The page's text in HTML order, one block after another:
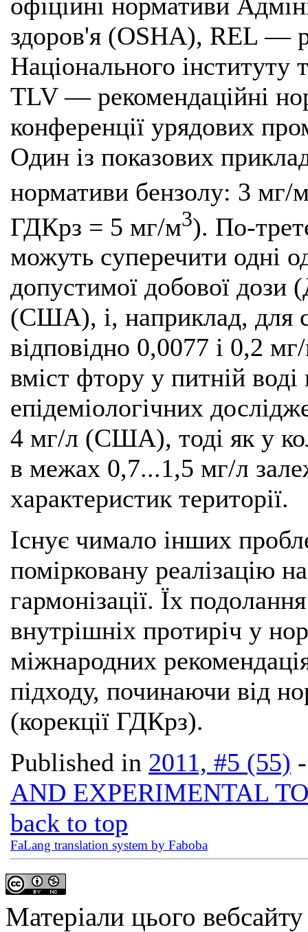
здоров'я (OSHA), REL —
Національного
TLV — рекомендаційні
конференції урядових
Один із показових
нормативи бензолу: 3 мг/
ГДКрз = 5 мг/м3). По-
можуть суперечити одні
допустимої добової
(США), і, наприклад, для
відповідно 0,0077 і 0,2
вміст фтору у питній воді
епідеміологічних
4 мг/л (США), тоді як у
в межах 0,7...1,5 мг/л
характеристик території.
Існує чимало інших
помірковану реалізацію
гармонізації. Їх
внутрішніх протиріч у
міжнародних
підходу, починаючи від
(корекції ГДКрз).
Published in 2011, #5 (55)
AND EXPERIMENTAL
back to top
FaLang translation system by Faboba
Матеріали цього